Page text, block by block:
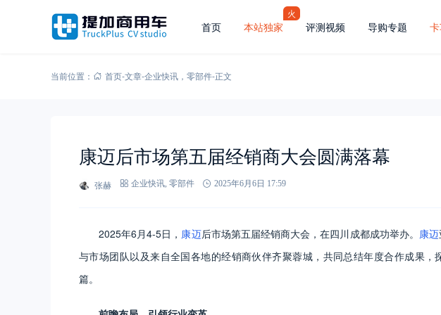
首页 本站独家
火
评测视频 导购专题
当前位置： 首页-文章-企业快讯 ， 零部件-正文
康迈后市场第五届经销商大会圆满落幕
张赫 企业快讯 零部件 2025年6月6日 17:59
2025年6月4-5日， 康迈后市场第五届经销商大会，在四川成都成功举办。 康迈
与市场团队以及来自全国各地的经销商伙伴齐聚蓉城，共同总结年度合作成果，
篇。